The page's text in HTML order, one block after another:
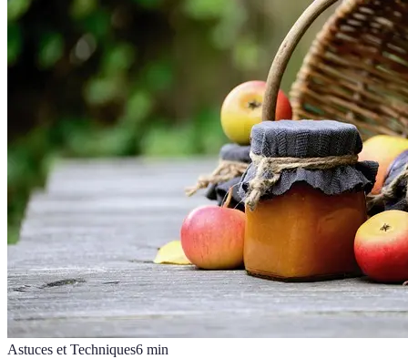
Astuces et Techniques6 min